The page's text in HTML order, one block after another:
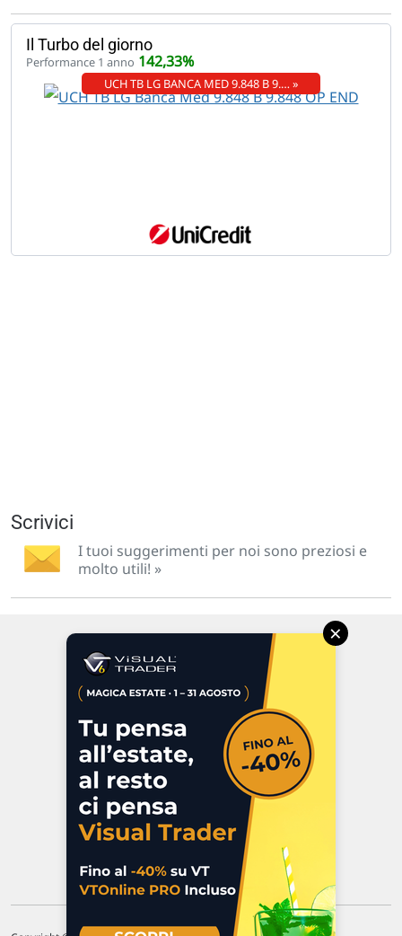
Il Turbo del giorno
Performance 1 anno 142,33%
UCH TB LG BANCA MED 9.848 B 9.… »
Scrivici
I tuoi suggerimenti per noi sono preziosi e
molto utili! »
47923 Rimini
P.IVA 02 452 460 401
Chi siamo
Commenti e segnalazioni
Contattaci
×